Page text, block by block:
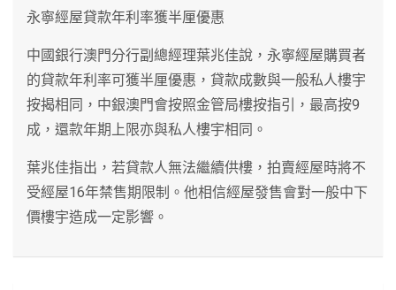
永寧經屋貸款年利率獲半厘優惠
中國銀行澳門分行副總經理葉兆佳說，永寧經屋購買者
的貸款年利率可獲半厘優惠，貸款成數與一般私人樓宇
按揭相同，中銀澳門會按照金管局樓按指引，最高按9
成，還款年期上限亦與私人樓宇相同。
葉兆佳指出，若貸款人無法繼續供樓，拍賣經屋時將不
受經屋16年禁售期限制。他相信經屋發售會對一般中下
價樓宇造成一定影響。